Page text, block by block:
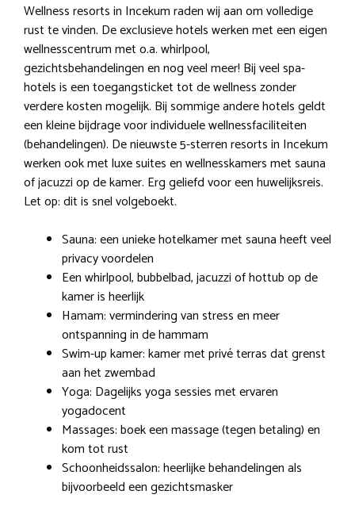
Wellness resorts in Incekum raden wij aan om volledige
rust te vinden. De exclusieve hotels werken met een eigen
wellnesscentrum met o.a. whirlpool,
gezichtsbehandelingen en nog veel meer! Bij veel spa-
hotels is een toegangsticket tot de wellness zonder
verdere kosten mogelijk. Bij sommige andere hotels geldt
een kleine bijdrage voor individuele wellnessfaciliteiten
(behandelingen). De nieuwste 5-sterren resorts in Incekum
werken ook met luxe suites en wellnesskamers met sauna
of jacuzzi op de kamer. Erg geliefd voor een huwelijksreis.
Let op: dit is snel volgeboekt.
Sauna: een unieke hotelkamer met sauna heeft veel
privacy voordelen
Een whirlpool, bubbelbad, jacuzzi of hottub op de
kamer is heerlijk
Hamam: vermindering van stress en meer
ontspanning in de hammam
Swim-up kamer: kamer met privé terras dat grenst
aan het zwembad
Yoga: Dagelijks yoga sessies met ervaren
yogadocent
Massages: boek een massage (tegen betaling) en
kom tot rust
Schoonheidssalon: heerlijke behandelingen als
bijvoorbeeld een gezichtsmasker